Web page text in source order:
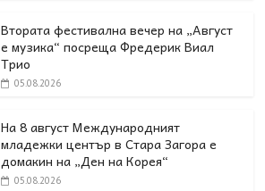
Втората фестивална вечер на „Август
е музика“ посреща Фредерик Виал
Трио
05.08.2026
На 8 август Международният
младежки център в Стара Загора е
домакин на „Ден на Корея“
05.08.2026